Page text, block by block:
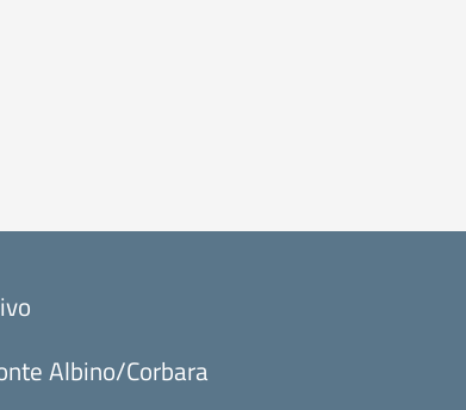
Albino/Corbara